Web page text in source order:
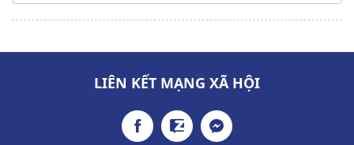
LIÊN KẾT MẠNG XÃ HỘI